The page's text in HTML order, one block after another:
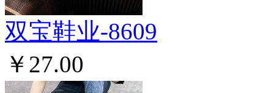
双宝鞋业-8609
￥27.00